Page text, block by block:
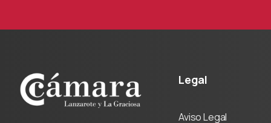
Legal
Aviso Legal